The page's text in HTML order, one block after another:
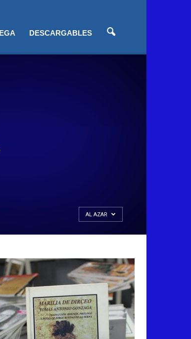
DESCARGABLES
AL AZAR